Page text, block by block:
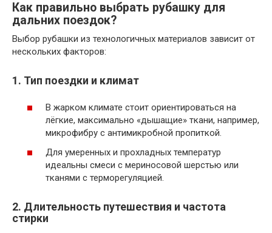
Как правильно выбрать рубашку для
дальних поездок?
Выбор рубашки из технологичных материалов зависит от
нескольких факторов:
1. Тип поездки и климат
В жарком климате стоит ориентироваться на
лёгкие, максимально «дышащие» ткани, например,
микрофибру с антимикробной пропиткой.
Для умеренных и прохладных температур
идеальны смеси с мериносовой шерстью или
тканями с терморегуляцией.
2. Длительность путешествия и частота
стирки